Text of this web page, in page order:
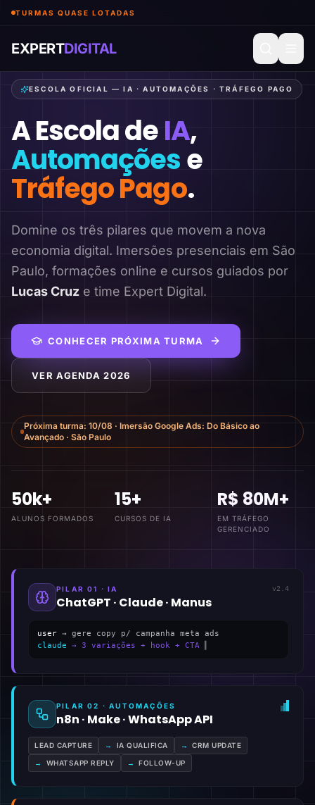
TURMAS QUASE LOTADAS
EXPERTDIGITAL
ESCOLA OFICIAL — IA · AUTOMAÇÕES · TRÁFEGO PAGO
A Escola deIA,
Automaçõese
Tráfego Pago.
Domine os três pilares que movem a nova
economia digital. Imersões presenciais em São
Paulo, formações online e cursos guiados por
Lucas Cruz e time Expert Digital.
CONHECER PRÓXIMA TURMA
VER AGENDA 2026
Próxima turma: 10/08 · Imersão Google Ads: Do Básico ao
Avançado · São Paulo
50k+
ALUNOS FORMADOS
15+
CURSOS DE IA
R$ 80M+
EM TRÁFEGO
GERENCIADO
PILAR 01 · IA
ChatGPT · Claude · Manus
v2.4
user → gere copy p/ campanha meta ads
claude → 3 variações + hook + CTA
PILAR 02 · AUTOMAÇÕES
n8n · Make · WhatsApp API
LEAD CAPTURE → IA QUALIFICA → CRM UPDATE
→ WHATSAPP REPLY → FOLLOW-UP